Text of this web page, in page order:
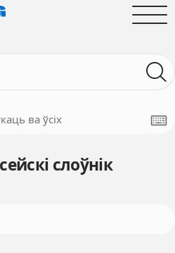
ва ўсіх
слоўнік